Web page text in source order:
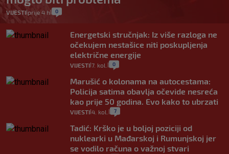
VIJESTI prije 4 h 0
Energetski stručnjak: Iz više razloga ne
očekujem nestašice niti poskupljenja
električne energije
VIJESTI 7. kol. 0
Marušić o kolonama na autocestama:
Policija satima obavlja očevide nesreća
kao prije 50 godina. Evo kako to ubrzati
VIJESTI 4. kol. 7
Tadić: Krško je u boljoj poziciji od
nuklearki u Mađarskoj i Rumunjskoj jer
se vodilo računa o važnoj stvari